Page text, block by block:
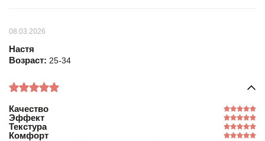
08.03.2026
Настя
Возраст: 25-34
Качество
Эффект
Текстура
Комфорт